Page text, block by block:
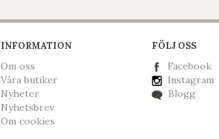
INFORMATION
Om oss
Våra butiker
Nyheter
Nyhetsbrev
Om cookies
FÖLJ OSS
Facebook
Instagram
Blogg